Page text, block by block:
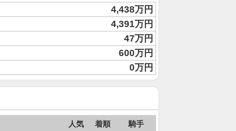
4,438万円
4,391万円
47万円
600万円
0万円
人気 着順 騎手